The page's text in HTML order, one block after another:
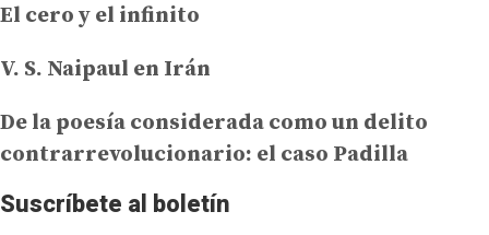
El cero y el infinito
V. S. Naipaul en Irán
De la poesía considerada como un delito
contrarrevolucionario: el caso Padilla
Suscríbete al boletín